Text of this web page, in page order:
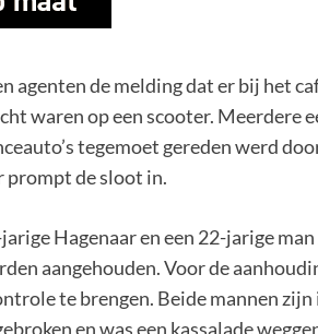
agenten de melding dat er bij het
waren op een scooter. Meerdere
tegemoet gereden werd
prompt de sloot in.
Hagenaar en een 22-jarige
aangehouden. Voor de
te brengen. Beide mannen
en was een kassalade